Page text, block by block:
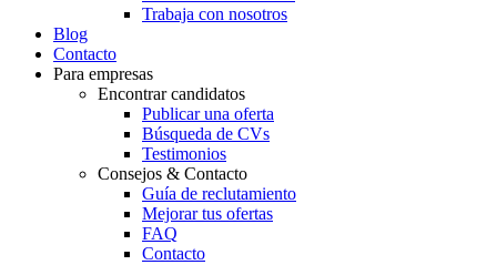
Trabaja con nosotros
Blog
Contacto
Para empresas
Encontrar candidatos
Publicar una oferta
Búsqueda de CVs
Testimonios
Consejos & Contacto
Guía de reclutamiento
Mejorar tus ofertas
FAQ
Contacto